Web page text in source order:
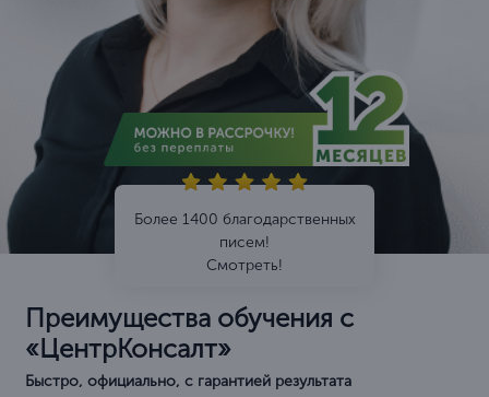
Более 1400 благодарственных
писем!
Смотреть!
Преимущества обучения с
«ЦентрКонсалт»
Быстро, официально, с гарантией результата